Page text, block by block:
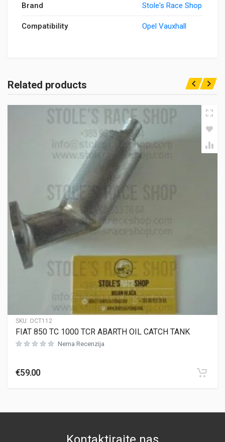
Brand Stole's Race Shop
Compatibility Opel Vauxhall
Related products
SKU: OCT112
FIAT 850 TC 1000 TCR ABARTH OIL CATCH TANK
Nema Recenzija
€59.00